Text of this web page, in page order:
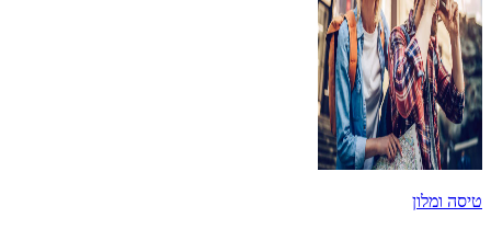
טיסה ומלון